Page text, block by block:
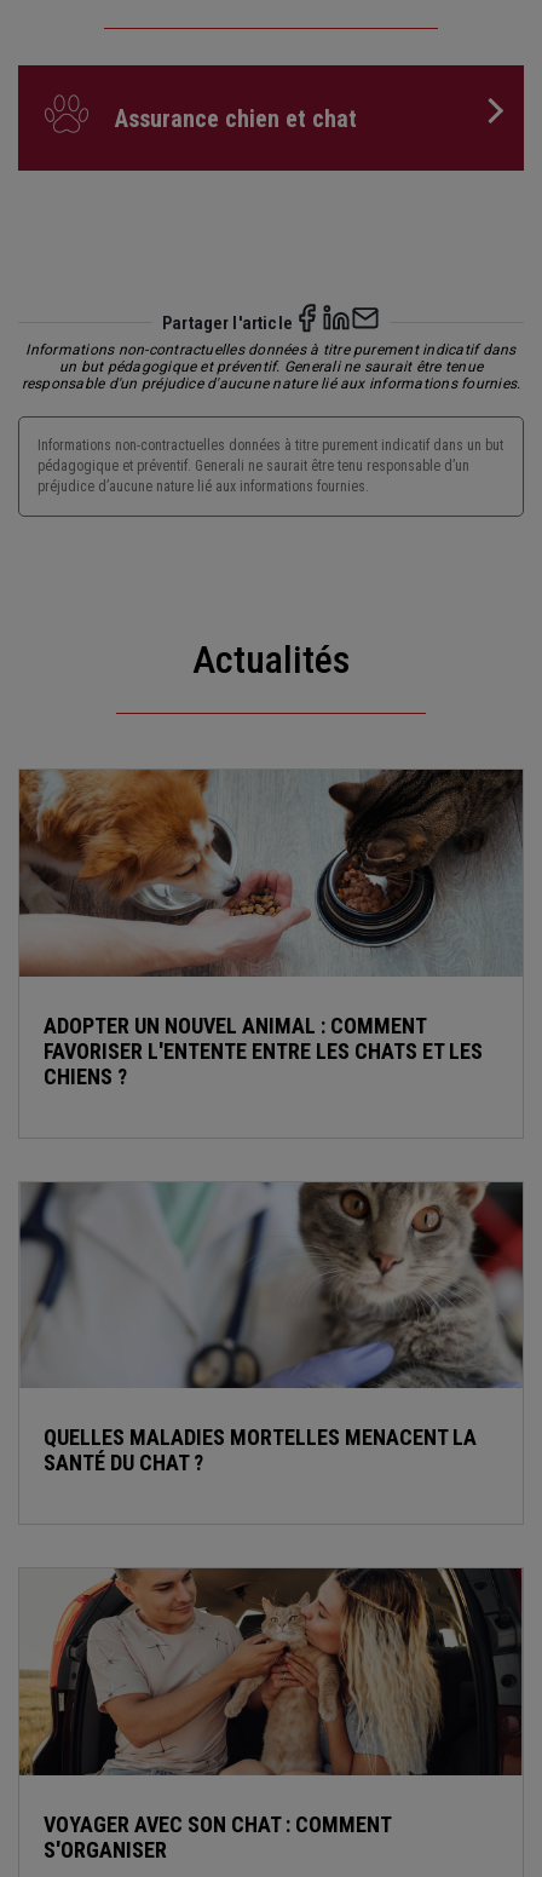
Assurance chien et chat
Partager l'article
Informations non-contractuelles données à titre purement indicatif dans
un but pédagogique et préventif. Generali ne saurait être tenue
responsable d'un préjudice d'aucune nature lié aux informations fournies.
Informations non-contractuelles données à titre purement indicatif dans un but
pédagogique et préventif. Generali ne saurait être tenu responsable d’un
préjudice d’aucune nature lié aux informations fournies.
Actualités
ADOPTER UN NOUVEL ANIMAL : COMMENT
FAVORISER L'ENTENTE ENTRE LES CHATS ET LES
CHIENS ?
QUELLES MALADIES MORTELLES MENACENT LA
SANTÉ DU CHAT ?
VOYAGER AVEC SON CHAT : COMMENT
S'ORGANISER